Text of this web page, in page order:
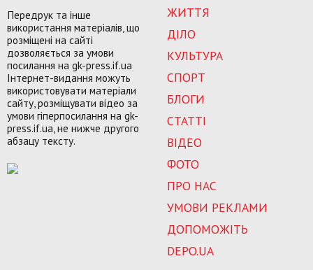
ЖИТТЯ
ДІЛО
КУЛЬТУРА
СПОРТ
БЛОГИ
СТАТТІ
ВІДЕО
ФОТО
ПРО НАС
УМОВИ РЕКЛАМИ
ДОПОМОЖІТЬ
DEPO.UA
Передрук та інше
використання матеріалів, що
розміщені на сайті
дозволяється за умови
посилання на gk-press.if.ua
Інтернет-видання можуть
використовувати матеріали
сайту, розміщувати відео за
умови гіперпосилання на gk-
press.if.ua, не нижче другого
абзацу тексту.